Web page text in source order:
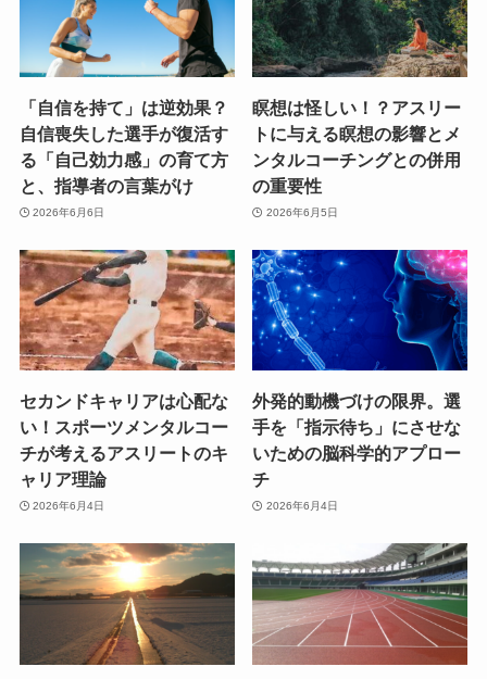
「自信を持て」は逆効果？
自信喪失した選手が復活す
る「自己効力感」の育て方
と、指導者の言葉がけ
2026年6月6日
瞑想は怪しい！？アスリー
トに与える瞑想の影響とメ
ンタルコーチングとの併用
の重要性
2026年6月5日
セカンドキャリアは心配な
い！スポーツメンタルコー
チが考えるアスリートのキ
ャリア理論
2026年6月4日
外発的動機づけの限界。選
手を「指示待ち」にさせな
いための脳科学的アプロー
チ
2026年6月4日